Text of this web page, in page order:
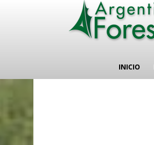
INICIO